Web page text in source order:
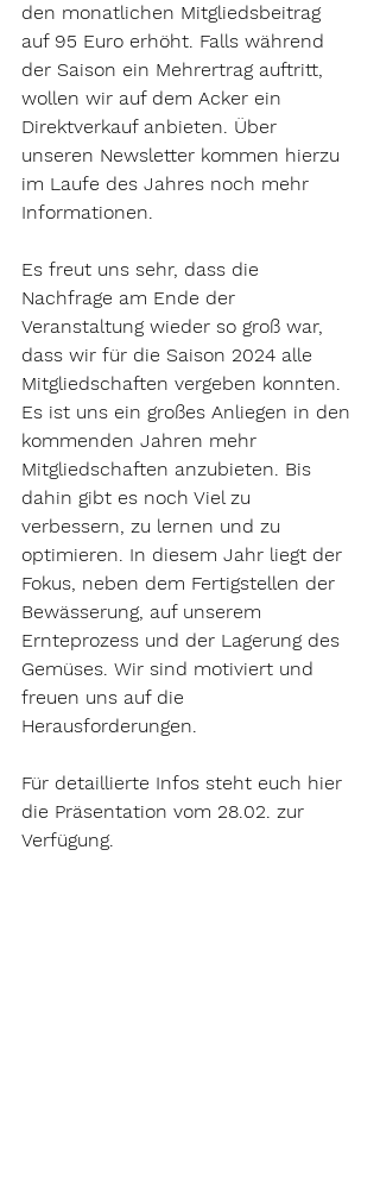
den monatlichen Mitgliedsbeitrag
auf 95 Euro erhöht. Falls während
der Saison ein Mehrertrag auftritt,
wollen wir auf dem Acker ein
Direktverkauf anbieten. Über
unseren Newsletter kommen hierzu
im Laufe des Jahres noch mehr
Informationen.
Es freut uns sehr, dass die
Nachfrage am Ende der
Veranstaltung wieder so groß war,
dass wir für die Saison 2024 alle
Mitgliedschaften vergeben konnten.
Es ist uns ein großes Anliegen in den
kommenden Jahren mehr
Mitgliedschaften anzubieten. Bis
dahin gibt es noch Viel zu
verbessern, zu lernen und zu
optimieren. In diesem Jahr liegt der
Fokus, neben dem Fertigstellen der
Bewässerung, auf unserem
Ernteprozess und der Lagerung des
Gemüses. Wir sind motiviert und
freuen uns auf die
Herausforderungen.
Für detaillierte Infos steht euch hier
die Präsentation vom 28.02. zur
Verfügung.